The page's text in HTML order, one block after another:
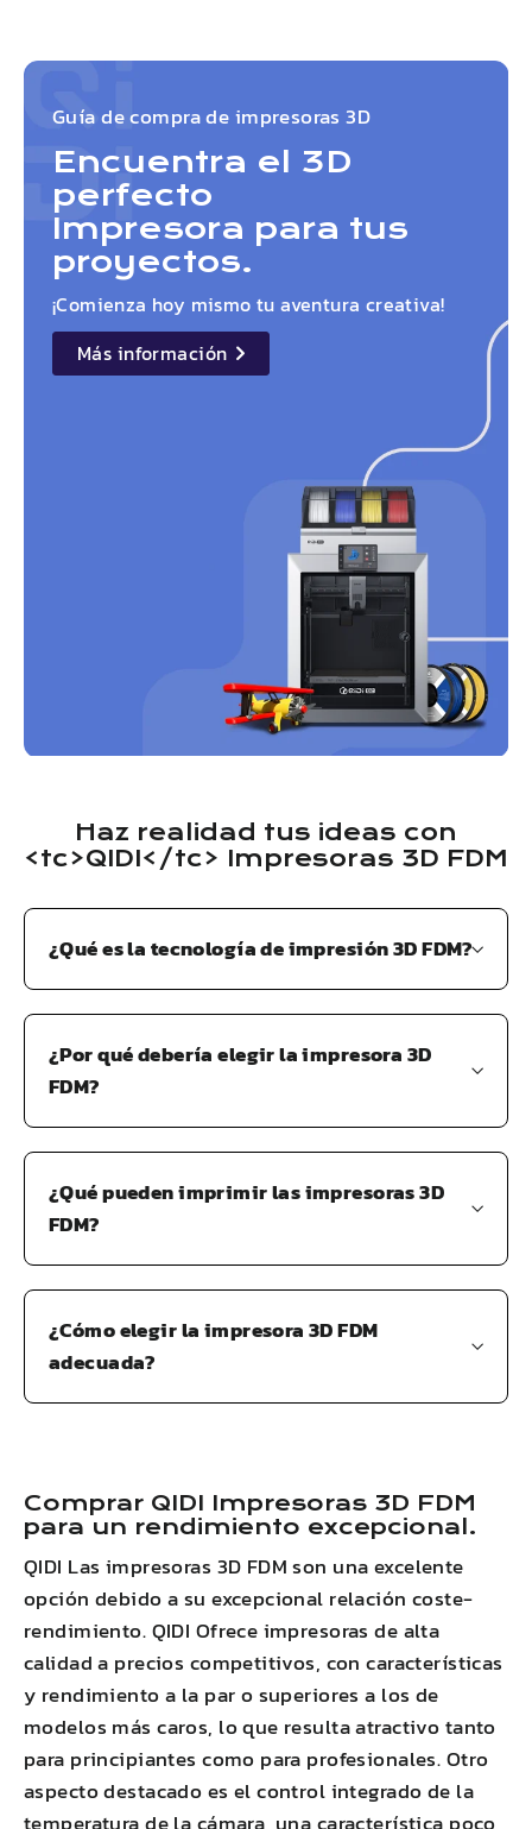
Guía de compra de impresoras 3D
Encuentra el 3D
perfecto
Impresora para tus
proyectos.
¡Comienza hoy mismo tu aventura creativa!
details
Más información
Haz realidad tus ideas con
<tc>QIDI</tc> Impresoras 3D FDM
¿Qué es la tecnología de impresión 3D FDM?
¿Por qué debería elegir la impresora 3D
FDM?
¿Qué pueden imprimir las impresoras 3D
FDM?
¿Cómo elegir la impresora 3D FDM
adecuada?
Comprar QIDI Impresoras 3D FDM
para un rendimiento excepcional.
QIDI Las impresoras 3D FDM son una excelente
opción debido a su excepcional relación coste-
rendimiento.QIDI Ofrece impresoras de alta
calidad a precios competitivos, con características
y rendimiento a la par o superiores a los de
modelos más caros, lo que resulta atractivo tanto
para principiantes como para profesionales. Otro
aspecto destacado es el control integrado de la